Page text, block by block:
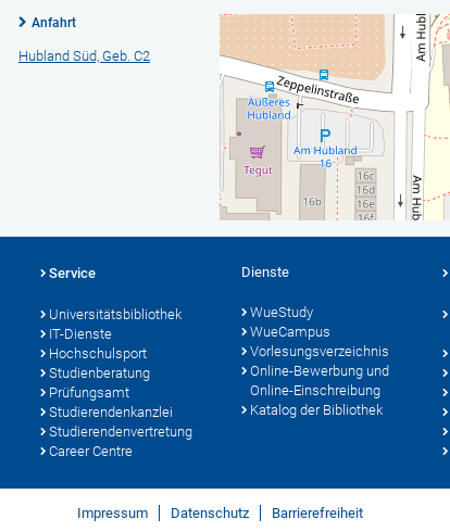
Anfahrt
Hubland Süd, Geb. C2
Service
Universitätsbibliothek
IT-Dienste
Hochschulsport
Studienberatung
Prüfungsamt
Studierendenkanzlei
Studierendenvertretung
Career Centre
Dienste
WueStudy
WueCampus
Vorlesungsverzeichnis
Online-Bewerbung und
Online-Einschreibung
Katalog der Bibliothek
Impressum Datenschutz Barrierefreiheit